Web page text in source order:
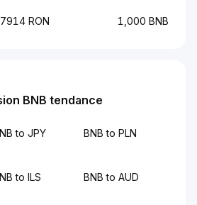
RON 1,000 BNB
BNB tendance
to JPY BNB to PLN
to ILS BNB to AUD